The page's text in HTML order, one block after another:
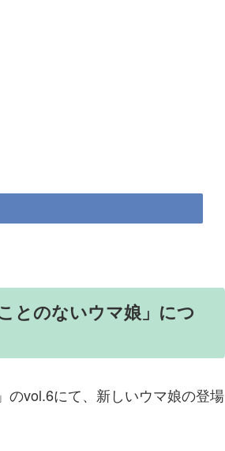
とのないウマ娘」につ
のvol.6にて、新しいウマ娘の登場